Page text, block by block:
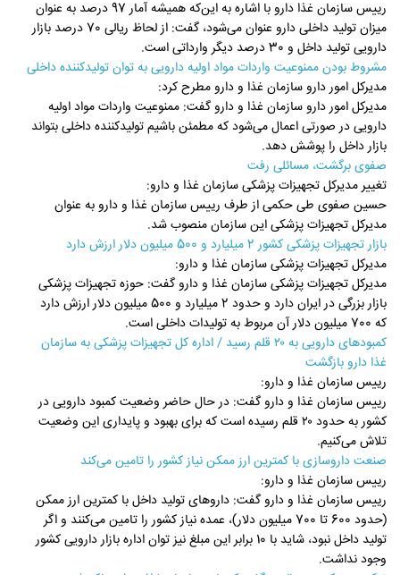
رییس سازمان غذا دارو با اشاره به این‌که همیشه آمار 97 درصد به عنوان
میزان تولید داخلی دارو عنوان می‌شود، گفت: از لحاظ ریالی 70 درصد بازار
دارویی تولید داخل و 30 درصد دیگر وارداتی است.
مشروط بودن ممنوعیت واردات مواد اولیه دارویی به توان تولیدکننده داخلی
مدیرکل امور دارو سازمان غذا و دارو مطرح کرد:
مدیرکل امور دارو سازمان غذا و دارو گفت: ممنوعیت واردات مواد اولیه
دارویی در صورتی اعمال می‌شود که ‏مطمئن باشیم تولیدکننده داخلی بتواند
بازار داخل را پوشش دهد.‏
صفوی برگشت، مسائلی رفت
تغییر مدیرکل تجهیزات پزشکی سازمان غذا و دارو:
حسین صفوی طی حکمی از طرف رییس سازمان غذا و دارو به عنوان
مدیرکل تجهیزات پزشکی این سازمان منصوب شد.
بازار تجهیزات پزشکی کشور 2 میلیارد و 500 میلیون دلار ارزش دارد
مدیرکل تجهیزات پزشکی سازمان غذا و دارو:
مدیرکل تجهیزات پزشکی سازمان غذا و دارو گفت: حوزه تجهیزات پزشکی
بازار بزرگی در ایران دارد و حدود ‏‏2 میلیارد و 500 میلیون دلار ارزش دارد
که 700 میلیون دلار آن مربوط به تولیدات داخلی است.‏
کمبودهای دارویی به ۲۰ قلم رسید / اداره کل تجهیزات پزشکی به سازمان
غذا دارو بازگشت
رییس سازمان غذا و دارو:
رییس سازمان غذا و دارو گفت: در حال حاضر وضعیت کمبود دارویی در
کشور به حدود ۲۰ قلم رسیده است که برای بهبود و پایداری این وضعیت
تلاش می‌کنیم.
صنعت داروسازی با کمترین ارز ممکن نیاز کشور را تامین می‌کند
رییس سازمان غذا و دارو:
رییس سازمان غذا و دارو گفت: داروهای تولید داخل با کمترین ارز ممکن
(حدود 600 تا 700 میلیون دلار)، عمده ‏نیاز کشور را تامین می‌کنند و اگر
تولید داخل نبود، شاید با 10 برابر این مبلغ نیز توان اداره بازار دارویی کشور
وجود نداشت.‏